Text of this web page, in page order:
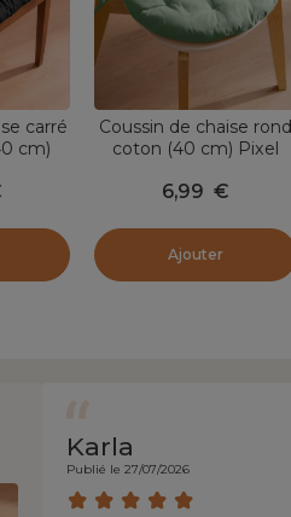
carré
cm)
Coussin de chaise rond
coton (40 cm) Pixel
6,99 €
Ajouter
Karla
Publié le 27/07/2026